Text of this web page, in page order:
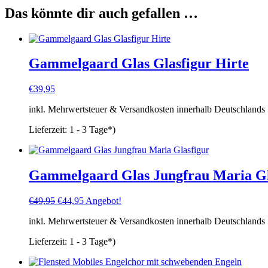
Das könnte dir auch gefallen …
Gammelgaard Glas Glasfigur Hirte
€39,95
inkl. Mehrwertsteuer & Versandkosten innerhalb Deutschlands
Lieferzeit: 1 - 3 Tage*)
Gammelgaard Glas Jungfrau Maria
€49,95 Ursprünglicher
war:
€44,95Aktueller
ist:
Angebot!
inkl. Mehrwertsteuer & Versandkosten innerhalb Deutschlands
Lieferzeit: 1 - 3 Tage*)